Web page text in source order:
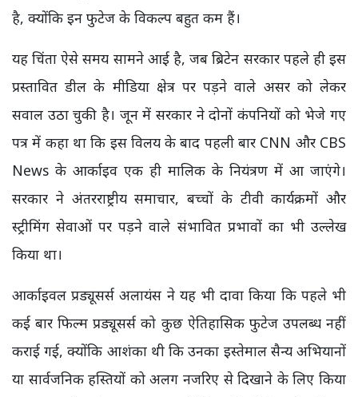
है, क्योंकि इन फुटेज के विकल्प बहुत कम हैं।
यह चिंता ऐसे समय सामने आई है, जब ब्रिटेन सरकार पहले ही इस
प्रस्तावित डील के मीडिया क्षेत्र पर पड़ने वाले असर को लेकर
सवाल उठा चुकी है। जून में सरकार ने दोनों कंपनियों को भेजे गए
पत्र में कहा था कि इस विलय के बाद पहली बार CNN और CBS
News के आर्काइव एक ही मालिक के नियंत्रण में आ जाएंगे।
सरकार ने अंतरराष्ट्रीय समाचार, बच्चों के टीवी कार्यक्रमों और
स्ट्रीमिंग सेवाओं पर पड़ने वाले संभावित प्रभावों का भी उल्लेख
किया था।
आर्काइवल प्रड्यूसर्स अलायंस ने यह भी दावा किया कि पहले भी
कई बार फिल्म प्रड्यूसर्स को कुछ ऐतिहासिक फुटेज उपलब्ध नहीं
कराई गई, क्योंकि आशंका थी कि उनका इस्तेमाल सैन्य अभियानों
या सार्वजनिक हस्तियों को अलग नजरिए से दिखाने के लिए किया